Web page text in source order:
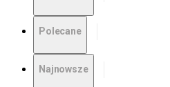
Polecane
Najnowsze